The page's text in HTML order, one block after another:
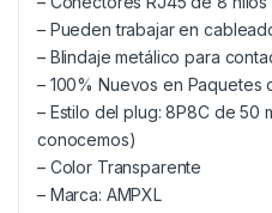
– Pueden trabajar en
– Blindaje metálico para
– 100% Nuevos en Paquetes
– Estilo del plug: 8P8C de 50
conocemos)
– Color Transparente
– Marca: AMPXL